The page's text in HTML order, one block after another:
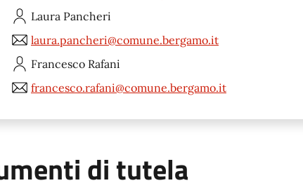
Laura Pancheri
laura.pancheri@comune.bergamo.it
Francesco Rafani
francesco.rafani@comune.bergamo.it
di tutela